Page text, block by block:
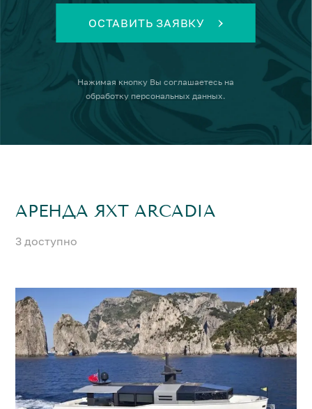
ОСТАВИТЬ ЗАЯВКУ
Нажимая кнопку Вы соглашаетесь на
обработку персональных данных.
АРЕНДА ЯХТ ARCADIA
3 доступно